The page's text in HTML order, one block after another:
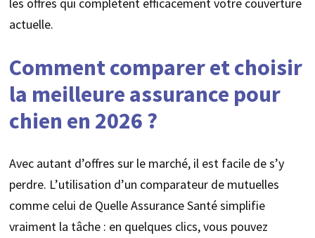
les offres qui complètent efficacement votre couverture
actuelle.
Comment comparer et choisir
la meilleure assurance pour
chien en 2026 ?
Avec autant d’offres sur le marché, il est facile de s’y
perdre. L’utilisation d’un comparateur de mutuelles
comme celui de Quelle Assurance Santé simplifie
vraiment la tâche : en quelques clics, vous pouvez